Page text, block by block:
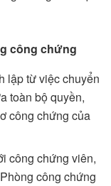
công chứng
lập từ việc chuyển
toàn bộ quyền,
công chứng của
công chứng viên,
công chứng